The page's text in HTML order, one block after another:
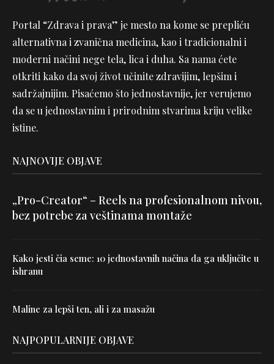
Portal “Zdrava i prava” je mesto na kome se prepliću
alternativna i zvanična medicina, kao i tradicionalni i
moderni načini nege tela, lica i duha. Sa nama ćete
otkriti kako da svoj život učinite zdravijim, lepšim i
sadržajnijim. Pisaćemo što jednostavnije, jer verujemo
da se u jednostavnim i prirodnim stvarima kriju velike
istine.
NAJNOVIJE OBJAVE
„Pro-Creator“ – Reels na profesionalnom nivou,
bez potrebe za veštinama montaže
Kako jesti čia seme: 10 jednostavnih načina da ga uključite u
ishranu
Maline za lepši ten, ali i za masažu
NAJPOPULARNIJE OBJAVE